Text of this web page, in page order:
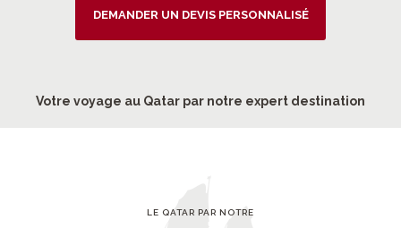
DEMANDER UN DEVIS PERSONNALISÉ
Votre voyage au Qatar par notre expert destination
LE QATAR PAR NOTRE